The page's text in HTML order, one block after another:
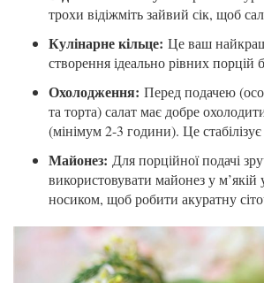
трохи відіжміть зайвий сік, щоб
Кулінарне кільце: Це ваш
створення ідеально рівних порцій
Охолодження: Перед подачею
та торта) салат має добре
(мінімум 2-3 години). Це
Майонез: Для порційної подачі
використовувати майонез у м’якій
носиком, щоб робити акуратну